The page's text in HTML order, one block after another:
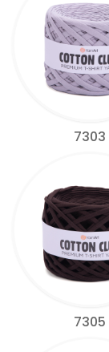
7303
7305